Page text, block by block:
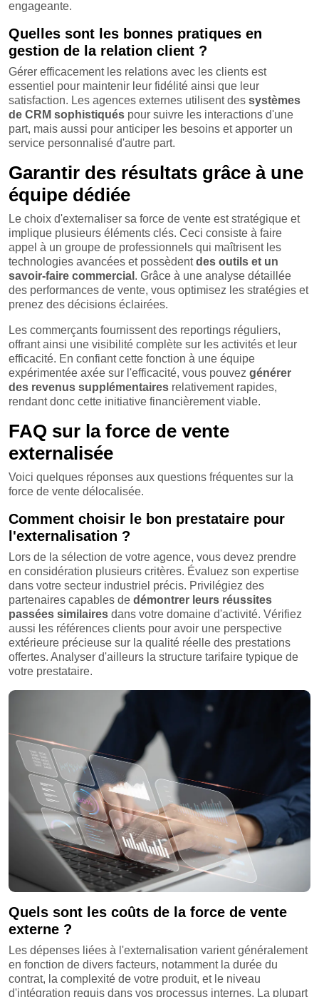
engageante.
Quelles sont les bonnes pratiques en
gestion de la relation client ?
Gérer efficacement les relations avec les clients est
essentiel pour maintenir leur fidélité ainsi que leur
satisfaction. Les agences externes utilisent des systèmes
de CRM sophistiqués pour suivre les interactions d'une
part, mais aussi pour anticiper les besoins et apporter un
service personnalisé d'autre part.
Garantir des résultats grâce à une
équipe dédiée
Le choix d'externaliser sa force de vente est stratégique et
implique plusieurs éléments clés. Ceci consiste à faire
appel à un groupe de professionnels qui maîtrisent les
technologies avancées et possèdentdes outils et un
savoir-faire commercial . Grâce à une analyse détaillée
des performances de vente, vous optimisez les stratégies et
prenez des décisions éclairées.
Les commerçants fournissent des reportings réguliers,
offrant ainsi une visibilité complète sur les activités et leur
efficacité. En confiant cette fonction à une équipe
expérimentée axée sur l'efficacité, vous pouvez générer
des revenus supplémentaires relativement rapides,
rendant donc cette initiative financièrement viable.
FAQ sur la force de vente
externalisée
Voici quelques réponses aux questions fréquentes sur la
force de vente délocalisée.
Comment choisir le bon prestataire pour
l'externalisation ?
Lors de la sélection de votre agence, vous devez prendre
en considération plusieurs critères. Évaluez son expertise
dans votre secteur industriel précis. Privilégiez des
partenaires capables de démontrer leurs réussites
passées similaires dans votre domaine d'activité. Vérifiez
aussi les références clients pour avoir une perspective
extérieure précieuse sur la qualité réelle des prestations
offertes. Analyser d'ailleurs la structure tarifaire typique de
votre prestataire.
Quels sont les coûts de la force de vente
externe ?
Les dépenses liées à l'externalisation varient généralement
en fonction de divers facteurs, notamment la durée du
contrat, la complexité de votre produit, et le niveau
d'intégration requis dans vos processus internes. La plupart